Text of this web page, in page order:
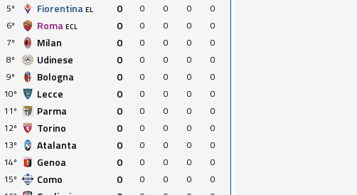
5º
Fiorentina EL 0 0 0 0
0
6º
Roma ECL 0 0 0 0
0
7º
Milan 0 0 0 0
0
8º
Udinese 0 0 0 0
0
9º
Bologna 0 0 0 0
0
10º
Lecce 0 0 0 0
0
11º
Parma 0 0 0 0
0
12º
Torino 0 0 0 0
0
13º
Atalanta 0 0 0 0
0
14º
Genoa 0 0 0 0
0
15º
Como 0 0 0 0
0